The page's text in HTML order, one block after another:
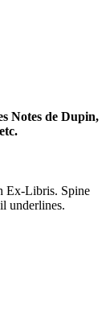
Notes de Dupin,
Ex-Libris. Spine
underlines.